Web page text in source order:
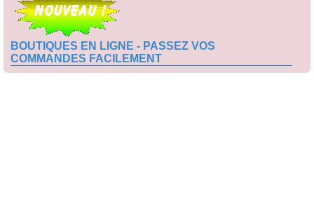
BOUTIQUES EN LIGNE - PASSEZ VOS
COMMANDES FACILEMENT